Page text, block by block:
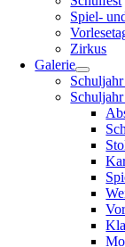
Spiel-
Zirkus
Galerie